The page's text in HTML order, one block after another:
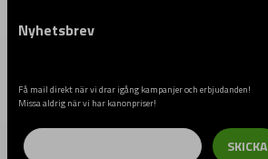
Nyhetsbrev
Få mail direkt när vi drar igång kampanjer och erbjudanden!
Missa aldrig när vi har kanonpriser!
Email
SKICKA